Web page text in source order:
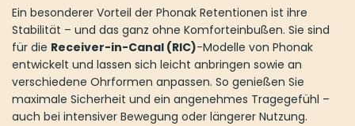
Ein besonderer Vorteil der Phonak Retentionen ist ihre
Stabilität – und das ganz ohne Komforteinbußen. Sie sind
für die Receiver-in-Canal (RIC)-Modelle von Phonak
entwickelt und lassen sich leicht anbringen sowie an
verschiedene Ohrformen anpassen. So genießen Sie
maximale Sicherheit und ein angenehmes Tragegefühl –
auch bei intensiver Bewegung oder längerer Nutzung.